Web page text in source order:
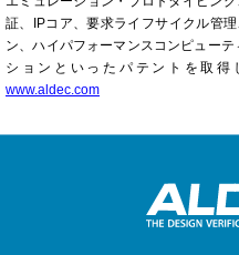
証、IPコア、要求ライフサイクル管
ン、ハイパフォーマンスコンピュー
ションといったパテントを取得
www.aldec.com